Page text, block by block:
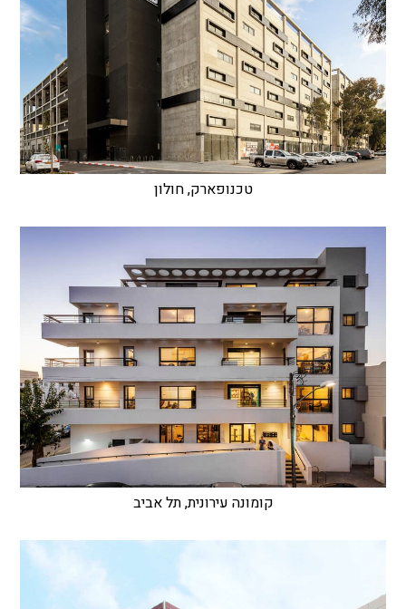
טכנופארק, חולון
קומונה עירונית, תל אביב